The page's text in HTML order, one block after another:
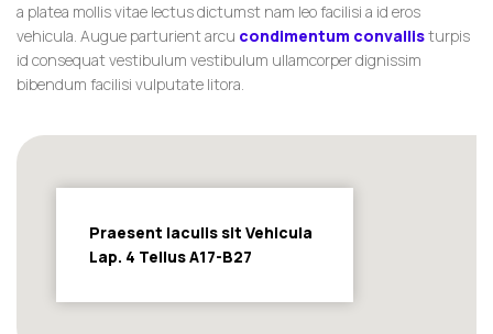
a platea mollis vitae lectus dictumst nam leo facilisi a id eros
vehicula. Augue parturient arcu condimentum convallisturpis
id consequat vestibulum vestibulum ullamcorper dignissim
bibendum facilisi vulputate litora.
Praesent Iaculis sit Vehicula
Lap. 4 Tellus A17-B27